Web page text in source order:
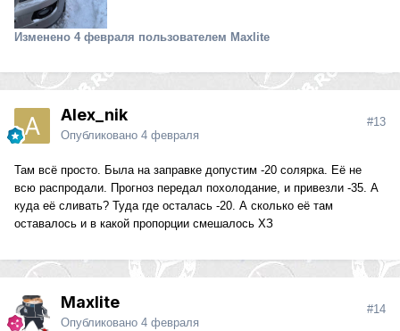
Изменено 4 февраля пользователем Maxlite
Alex_nik
Опубликовано 4 февраля
#13
Там всё просто. Была на заправке допустим -20 солярка. Её не
всю распродали. Прогноз передал похолодание, и привезли -35. А
куда её сливать? Туда где осталась -20. А сколько её там
оставалось и в какой пропорции смешалось ХЗ
Maxlite
Опубликовано 4 февраля
#14